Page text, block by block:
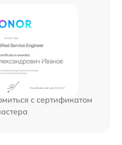
с сертификатом